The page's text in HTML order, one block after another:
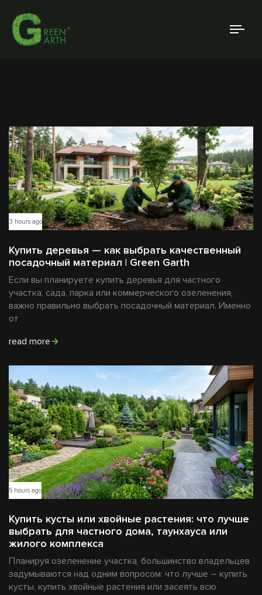
3 hours ago
Купить деревья — как выбрать качественный
посадочный материал | Green Garth
Если вы планируете купить деревья для частного
участка, сада, парка или коммерческого озеленения,
важно правильно выбрать посадочный материал. Именно
от
read more
5 hours ago
Купить кусты или хвойные растения: что лучше
выбрать для частного дома, таунхауса или
жилого комплекса
Планируя озеленение участка, большинство владельцев
задумываются над одним вопросом: что лучше – купить
кусты, купить хвойные растения или засеять всю